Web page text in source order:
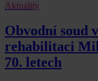
Aktuality
Obvodní soud
rehabilitaci
70. letech